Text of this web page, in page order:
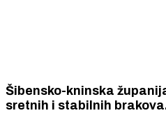
Šibensko-kninska
sretnih i stabilnih